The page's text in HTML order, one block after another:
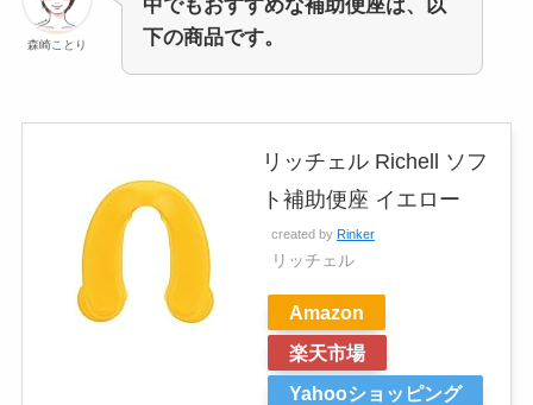
森崎ことり
中でもおすすめな補助便座は、以
下の商品です。
リッチェル Richell ソフ
ト補助便座 イエロー
created by Rinker
リッチェル
Amazon
楽天市場
Yahooショッピング